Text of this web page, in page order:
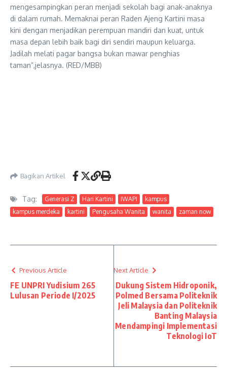
mengesampingkan peran menjadi sekolah bagi anak-anaknya
di dalam rumah. Memaknai peran Raden Ajeng Kartini masa
kini dengan menjadikan perempuan mandiri dan kuat, untuk
masa depan lebih baik bagi diri sendiri maupun keluarga.
Jadilah melati pagar bangsa bukan mawar penghias
taman”,jelasnya. (RED/MBB)
Bagikan Artikel
Tag: Generasi Z Hari Kartini IWAPI
kampus
kampus merdeka
kartini Pengusaha Wanita wanita zaman now
Previous Article
FE UNPRI Yudisium 265
Lulusan Periode I/2025
Next Article
Dukung Sistem Hidroponik,
Polmed Bersama Politeknik
Jeli Malaysia dan Politeknik
Banting Malaysia
Mendampingi Implementasi
Teknologi IoT